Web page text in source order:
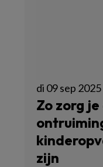
di 09 sep
Zo zorg
zijn